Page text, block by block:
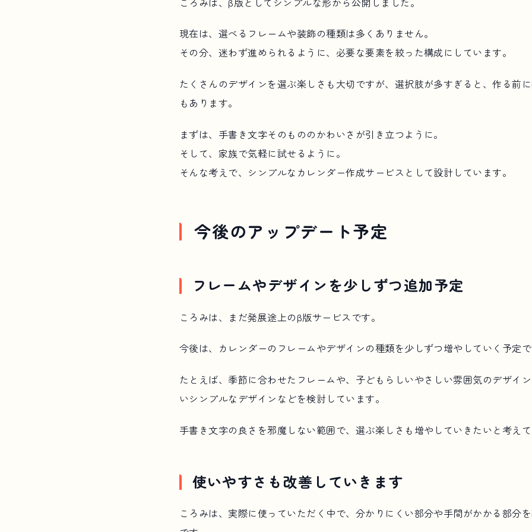
現在は、選べるフレームや装飾の種類は多くありません。
その分、迷わず進められるように、必要な要素を絞った構成にしています。
たくさんのデザインを選ぶ楽しさも大切ですが、選択肢が多すぎると、作る前
もあります。
まずは、手書き文字そのもののかわいさが引き立つように。
そして、家族で気軽に試せるように。
そんな考えで、シンプルなカレンダー作成サービスとして設計しています。
今後のアップデート予定
フレームやデザインを少しずつ追加予定
ころみは、まだ発展途上のβ版サービスです。
今後は、カレンダーのフレームやデザインの種類を少しずつ増やしていく予定で
たとえば、季節に合わせたフレームや、子どもらしいやさしい雰囲気のデザイ
いシンプルなデザインなどを検討しています。
手書き文字の良さを邪魔しない範囲で、選ぶ楽しさも増やしていきたいと考えて
使いやすさも改善していきます
ころみは、実際に使っていただく中で、分かりにくい部分や手間がかかる部分